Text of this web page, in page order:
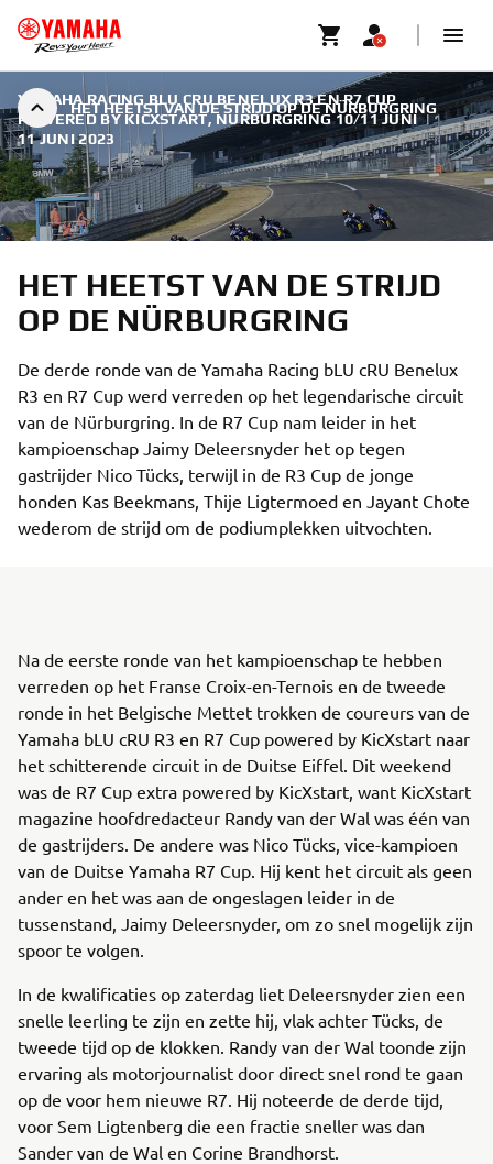
HET HEETST VAN DE STRIJD OP DE NÜRBURGRING
YAMAHA RACING BLU CRU BENELUX R3 EN R7 CUP
POWERED BY KICXSTART, NURBURGRING 10/11 JUNI |
11 JUNI 2023
HET HEETST VAN DE STRIJD
OP DE NÜRBURGRING
De derde ronde van de Yamaha Racing bLU cRU Benelux
R3 en R7 Cup werd verreden op het legendarische circuit
van de Nürburgring. In de R7 Cup nam leider in het
kampioenschap Jaimy Deleersnyder het op tegen
gastrijder Nico Tücks, terwijl in de R3 Cup de jonge
honden Kas Beekmans, Thije Ligtermoed en Jayant Chote
wederom de strijd om de podiumplekken uitvochten.
Na de eerste ronde van het kampioenschap te hebben
verreden op het Franse Croix-en-Ternois en de tweede
ronde in het Belgische Mettet trokken de coureurs van de
Yamaha bLU cRU R3 en R7 Cup powered by KicXstart naar
het schitterende circuit in de Duitse Eiffel. Dit weekend
was de R7 Cup extra powered by KicXstart, want KicXstart
magazine hoofdredacteur Randy van der Wal was één van
de gastrijders. De andere was Nico Tücks, vice-kampioen
van de Duitse Yamaha R7 Cup. Hij kent het circuit als geen
ander en het was aan de ongeslagen leider in de
tussenstand, Jaimy Deleersnyder, om zo snel mogelijk zijn
spoor te volgen.
In de kwalificaties op zaterdag liet Deleersnyder zien een
snelle leerling te zijn en zette hij, vlak achter Tücks, de
tweede tijd op de klokken. Randy van der Wal toonde zijn
ervaring als motorjournalist door direct snel rond te gaan
op de voor hem nieuwe R7. Hij noteerde de derde tijd,
voor Sem Ligtenberg die een fractie sneller was dan
Sander van de Wal en Corine Brandhorst.